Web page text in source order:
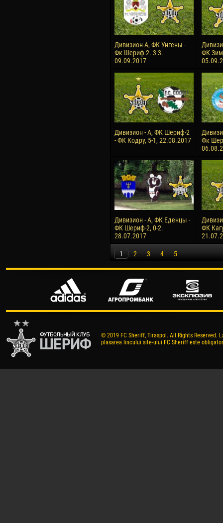
Дивизион-А, ФК Унгены -
Фк Шериф-2. 3-3.
09.09.2017
ФК
Дивизион - А, ФК Шериф-2
- ФК Кодру, 5-1, 22.08.2017
Фк
Дивизион - А, ФК Еденцы -
ФК Шериф-2, 0-2.
28.07.2017
ФК
1 2 3 4 5
© 2019 FC Sheriff, Tiraspol. All Rights
plasarea lincului site-ului FC Sheriff este